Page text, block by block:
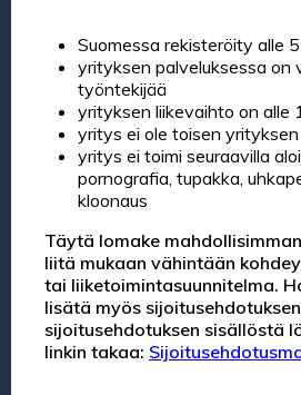
Suomessa rekisteröity alle
yrityksen palveluksessa on
työntekijää
yrityksen liikevaihto on alle
yritys ei ole toisen
yritys ei toimi seuraavilla
pornografia, tupakka,
kloonaus
Täytä lomake
liitä mukaan vähintään
tai liiketoimintasuunnitelma.
lisätä myös
sijoitusehdotuksen sisällöstä
linkin takaa: